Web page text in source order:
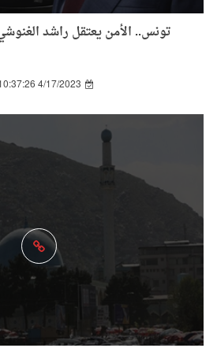
تونس.. الأمن يعتقل راشد الغنوشي
4/17/2023 10:37:26 PM